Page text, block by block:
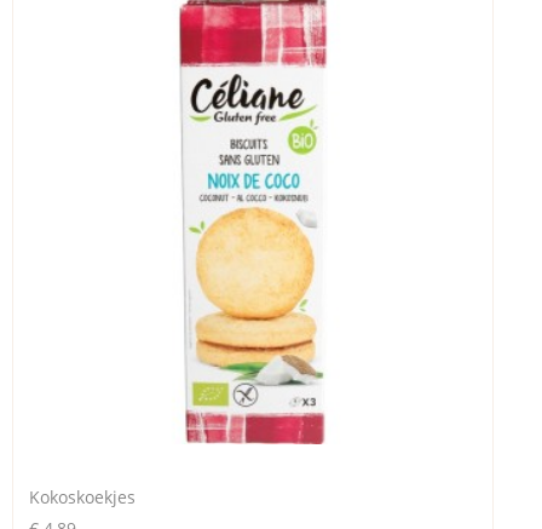
Kokoskoekjes